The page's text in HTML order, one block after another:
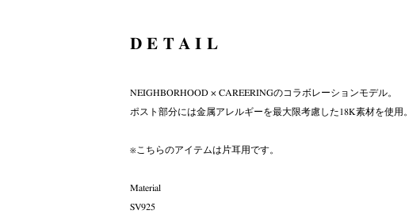
DETAIL
NEIGHBORHOOD × CAREERINGのコラボレーションモデル。
ポスト部分には金属アレルギーを最大限考慮した18K素材を使用。
※こちらのアイテムは片耳用です。
Material
SV925